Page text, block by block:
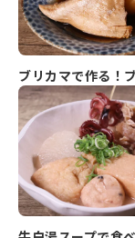
ブリカマで作る！